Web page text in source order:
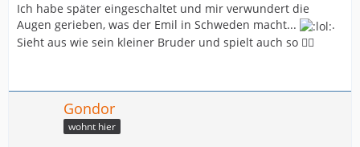
Ich habe später eingeschaltet und mir verwundert die
Augen gerieben, was der Emil in Schweden macht...
.
Sieht aus wie sein kleiner Bruder und spielt auch so 👍🏻
Gondor
wohnt hier